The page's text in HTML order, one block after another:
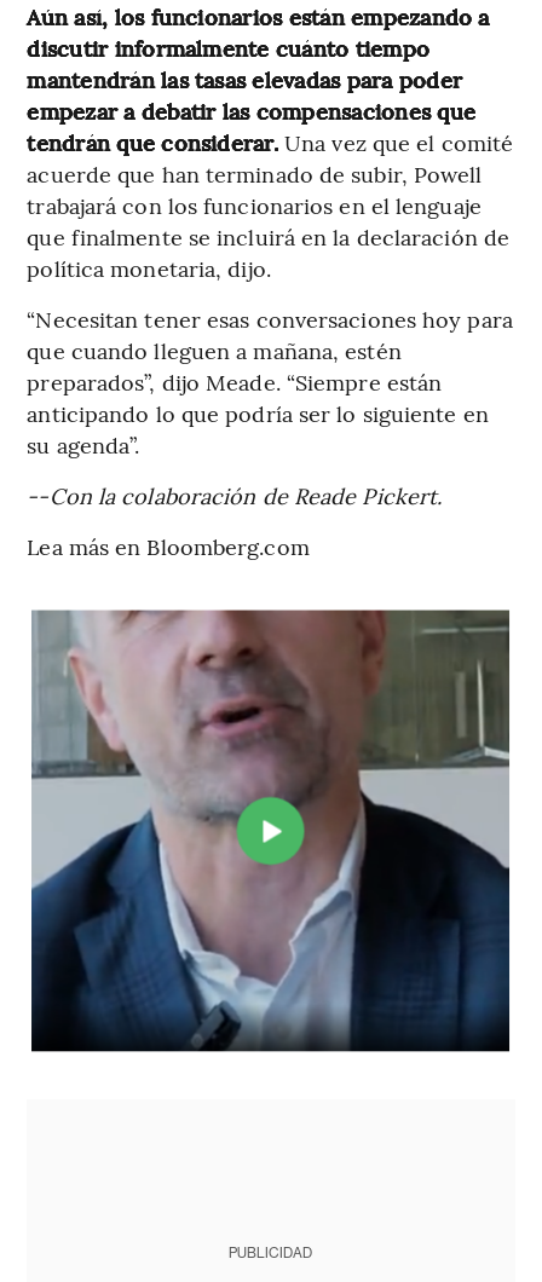
Aún así, los funcionarios están empezando a
discutir informalmente cuánto tiempo
mantendrán las tasas elevadas para poder
empezar a debatir las compensaciones que
tendrán que considerar.Una vez que el comité
acuerde que han terminado de subir, Powell
trabajará con los funcionarios en el lenguaje
que finalmente se incluirá en la declaración de
política monetaria, dijo.
“Necesitan tener esas conversaciones hoy para
que cuando lleguen a mañana, estén
preparados”, dijo Meade. “Siempre están
anticipando lo que podría ser lo siguiente en
su agenda”.
--Con la colaboración de Reade Pickert.
Lea más en Bloomberg.com
PUBLICIDAD